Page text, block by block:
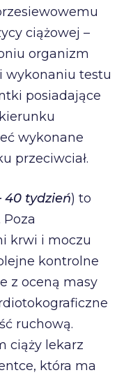
ciążowej –
organizm
wykonaniu testu
posiadające
wykonane
przeciwciał.
40 tydzień) to
krwi i moczu
kontrolne
z oceną masy
ruchową.
ciąży lekarz
która ma